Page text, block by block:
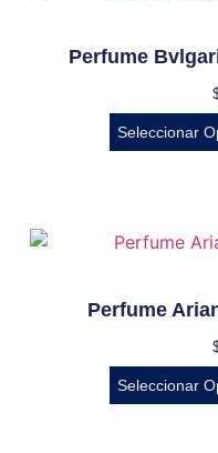
Perfume
Seleccionar
Perfume
Seleccionar